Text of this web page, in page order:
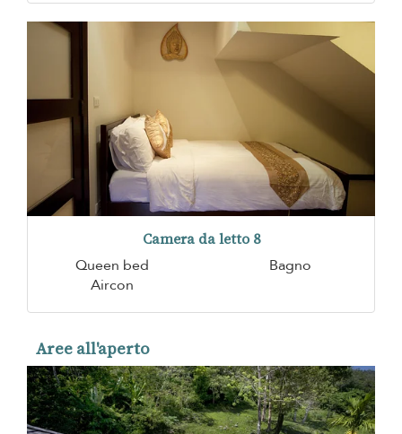
Camera da letto 8
Queen bed
Bagno
Aircon
Aree all'aperto